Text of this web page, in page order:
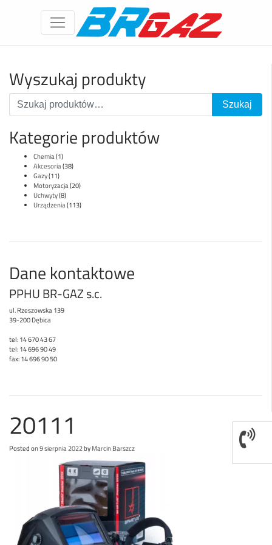
Wyszukaj produkty
Kategorie produktów
Chemia(1)
Akcesoria(38)
Gazy(11)
Motoryzacja(20)
Uchwyty(8)
Urządzenia(113)
Dane kontaktowe
PPHU BR-GAZ s.c.
ul. Rzeszowska 139
39-200 Dębica
tel: 14 670 43 67
tel: 14 696 90 49
fax: 14 696 90 50
20111
Posted on9 sierpnia 2022byMarcin Barszcz